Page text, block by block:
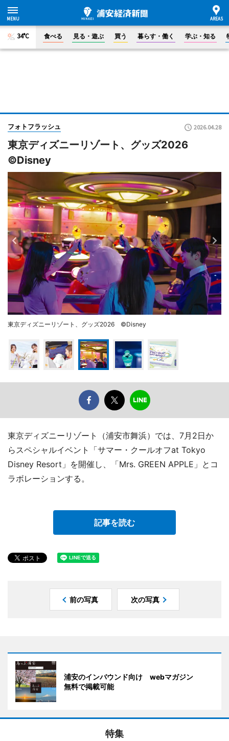
34°C 食べる 見る・遊ぶ 買う 暮らす・働く 学ぶ・知る
フォトフラッシュ 2026.04.28
東京ディズニーリゾート、グッズ2026
©Disney
東京ディズニーリゾート、グッズ2026 ©Disney
東京ディズニーリゾート（浦安市舞浜）では、7月2日か
らスペシャルイベント「サマー・クールオフat Tokyo
Disney Resort」を開催し、「Mrs. GREEN APPLE」とコ
ラボレーションする。
記事を読む
前の写真 次の写真
浦安のインバウンド向け webマガジン
無料で掲載可能
特集